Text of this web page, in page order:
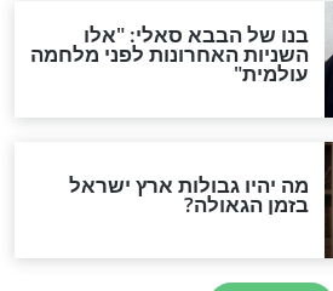
בוא המשיח יהיה
לחזור בתשובה?